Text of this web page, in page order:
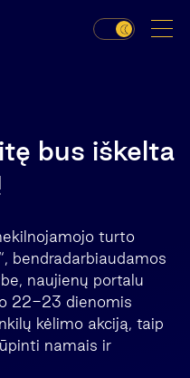
bus iškelta
turto
bendradarbiaudamos
naujienų portalu
22-23 dienomis
kėlimo akciją, taip
namais ir